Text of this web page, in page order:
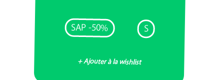
SAP -50% S
+ Ajouter à la wishlist